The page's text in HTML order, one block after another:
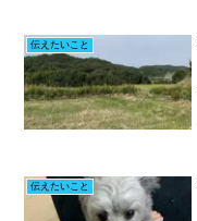
伝えたいこと
伝えたいこと